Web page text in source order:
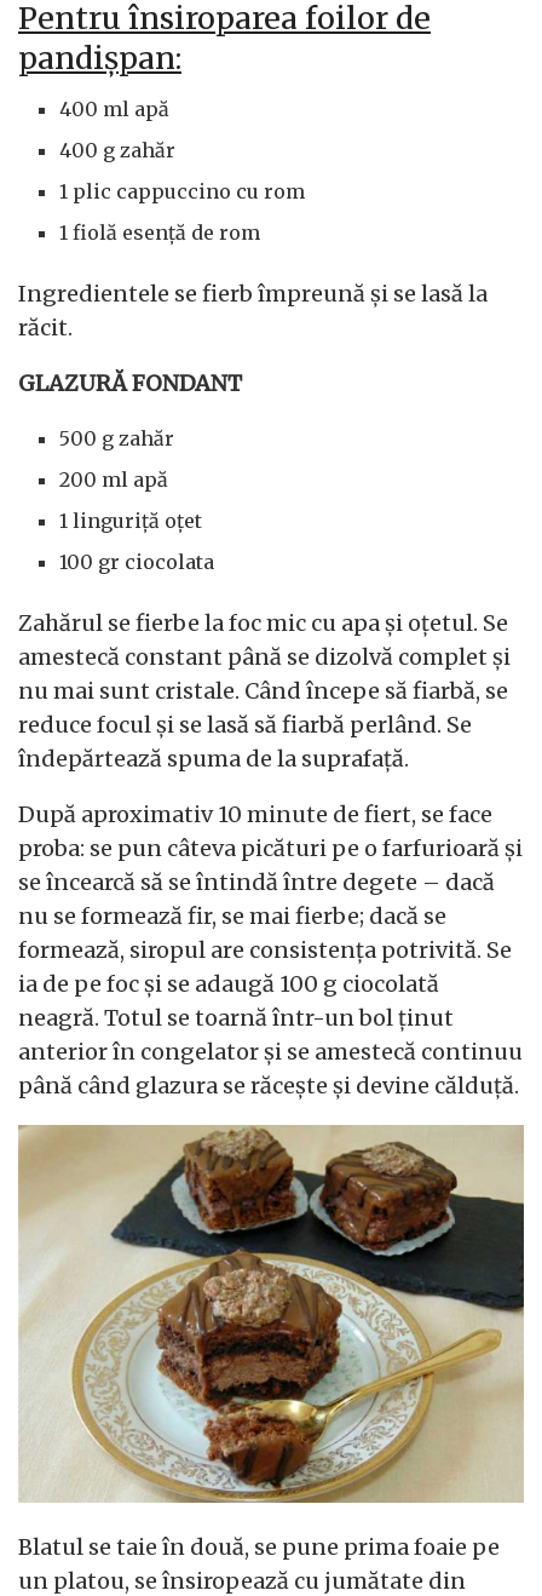
Pentru însiroparea foilor de
pandișpan:
400 ml apă
400 g zahăr
1 plic cappuccino cu rom
1 fiolă esență de rom
Ingredientele se fierb împreună și se lasă la
răcit.
GLAZURĂ FONDANT
500 g zahăr
200 ml apă
1 linguriță oțet
100 gr ciocolata
Zahărul se fierbe la foc mic cu apa și oțetul. Se
amestecă constant până se dizolvă complet și
nu mai sunt cristale. Când începe să fiarbă, se
reduce focul și se lasă să fiarbă perlând. Se
îndepărtează spuma de la suprafață.
După aproximativ 10 minute de fiert, se face
proba: se pun câteva picături pe o farfurioară și
se încearcă să se întindă între degete – dacă
nu se formează fir, se mai fierbe; dacă se
formează, siropul are consistența potrivită. Se
ia de pe foc și se adaugă 100 g ciocolată
neagră. Totul se toarnă într-un bol ținut
anterior în congelator și se amestecă continuu
până când glazura se răcește și devine călduță.
Blatul se taie în două, se pune prima foaie pe
un platou, se însiropează cu jumătate din